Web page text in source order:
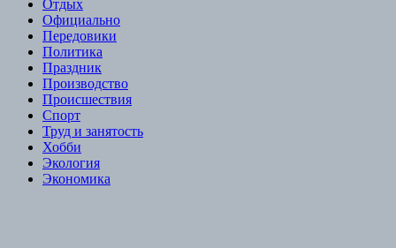
Отдых
Официально
Передовики
Политика
Праздник
Производство
Происшествия
Спорт
Труд и занятость
Хобби
Экология
Экономика